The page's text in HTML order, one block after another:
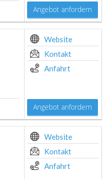
Angebot anfordern
Website
Kontakt
Anfahrt
Angebot anfordern
Website
Kontakt
Anfahrt